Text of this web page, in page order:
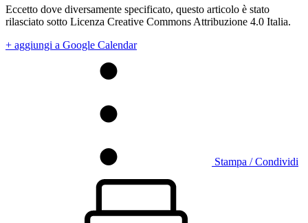
Eccetto dove diversamente specificato, questo articolo è stato
rilasciato sotto Licenza Creative Commons Attribuzione 4.0 Italia.
+ aggiungi a Google Calendar
Stampa / Condividi